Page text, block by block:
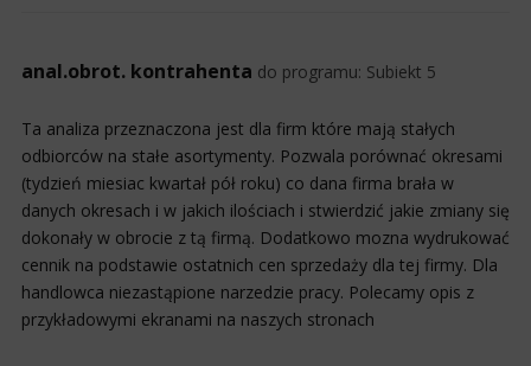
anal.obrot. kontrahenta do programu: Subiekt 5
Ta analiza przeznaczona jest dla firm które mają stałych
odbiorców na stałe asortymenty. Pozwala porównać okresami
(tydzień miesiac kwartał pół roku) co dana firma brała w
danych okresach i w jakich ilościach i stwierdzić jakie zmiany się
dokonały w obrocie z tą firmą. Dodatkowo mozna wydrukować
cennik na podstawie ostatnich cen sprzedaży dla tej firmy. Dla
handlowca niezastąpione narzedzie pracy. Polecamy opis z
przykładowymi ekranami na naszych stronach